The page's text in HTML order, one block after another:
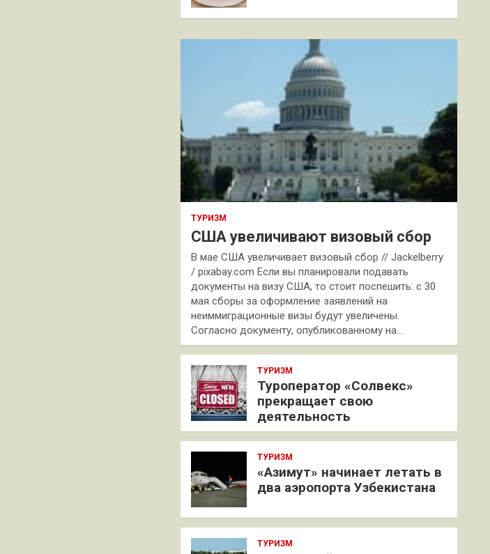
ТУРИЗМ
США увеличивают визовый сбор
В мае США увеличивает визовый сбор // Jackelberry
/ pixabay.com Если вы планировали подавать
документы на визу США, то стоит поспешить: с 30
мая сборы за оформление заявлений на
неиммиграционные визы будут увеличены.
Согласно документу, опубликованному на…
ТУРИЗМ
Туроператор «Солвекс»
прекращает свою
деятельность
ТУРИЗМ
«Азимут» начинает летать в
два аэропорта Узбекистана
ТУРИЗМ